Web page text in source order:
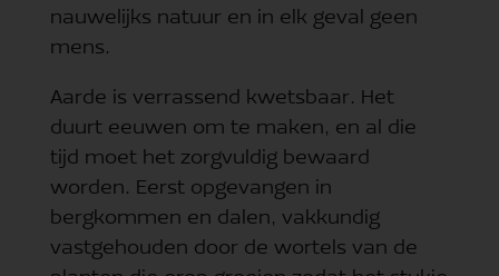
nauwelijks natuur en in elk geval geen
mens.
Aarde is verrassend kwetsbaar. Het
duurt eeuwen om te maken, en al die
tijd moet het zorgvuldig bewaard
worden. Eerst opgevangen in
bergkommen en dalen, vakkundig
vastgehouden door de wortels van de